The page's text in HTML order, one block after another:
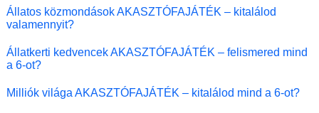
Állatos közmondások AKASZTÓFAJÁTÉK – kitalálod
valamennyit?
Állatkerti kedvencek AKASZTÓFAJÁTÉK – felismered mind
a 6-ot?
Milliók világa AKASZTÓFAJÁTÉK – kitalálod mind a 6-ot?